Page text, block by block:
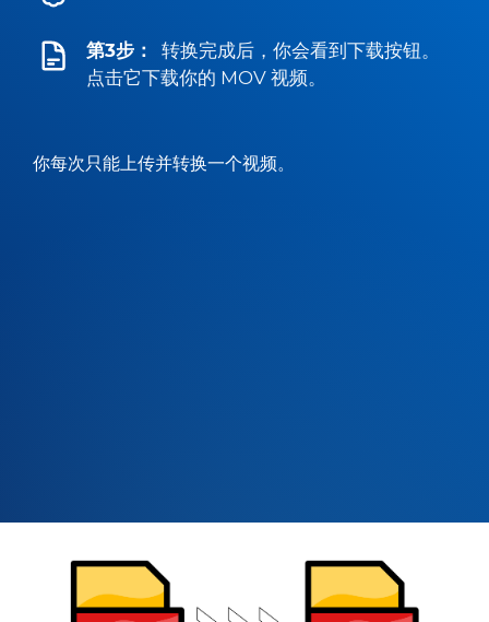
第3步：
转换完成后，你会看到下载按钮。
点击它下载你的 MOV 视频。
你每次只能上传并转换一个视频。